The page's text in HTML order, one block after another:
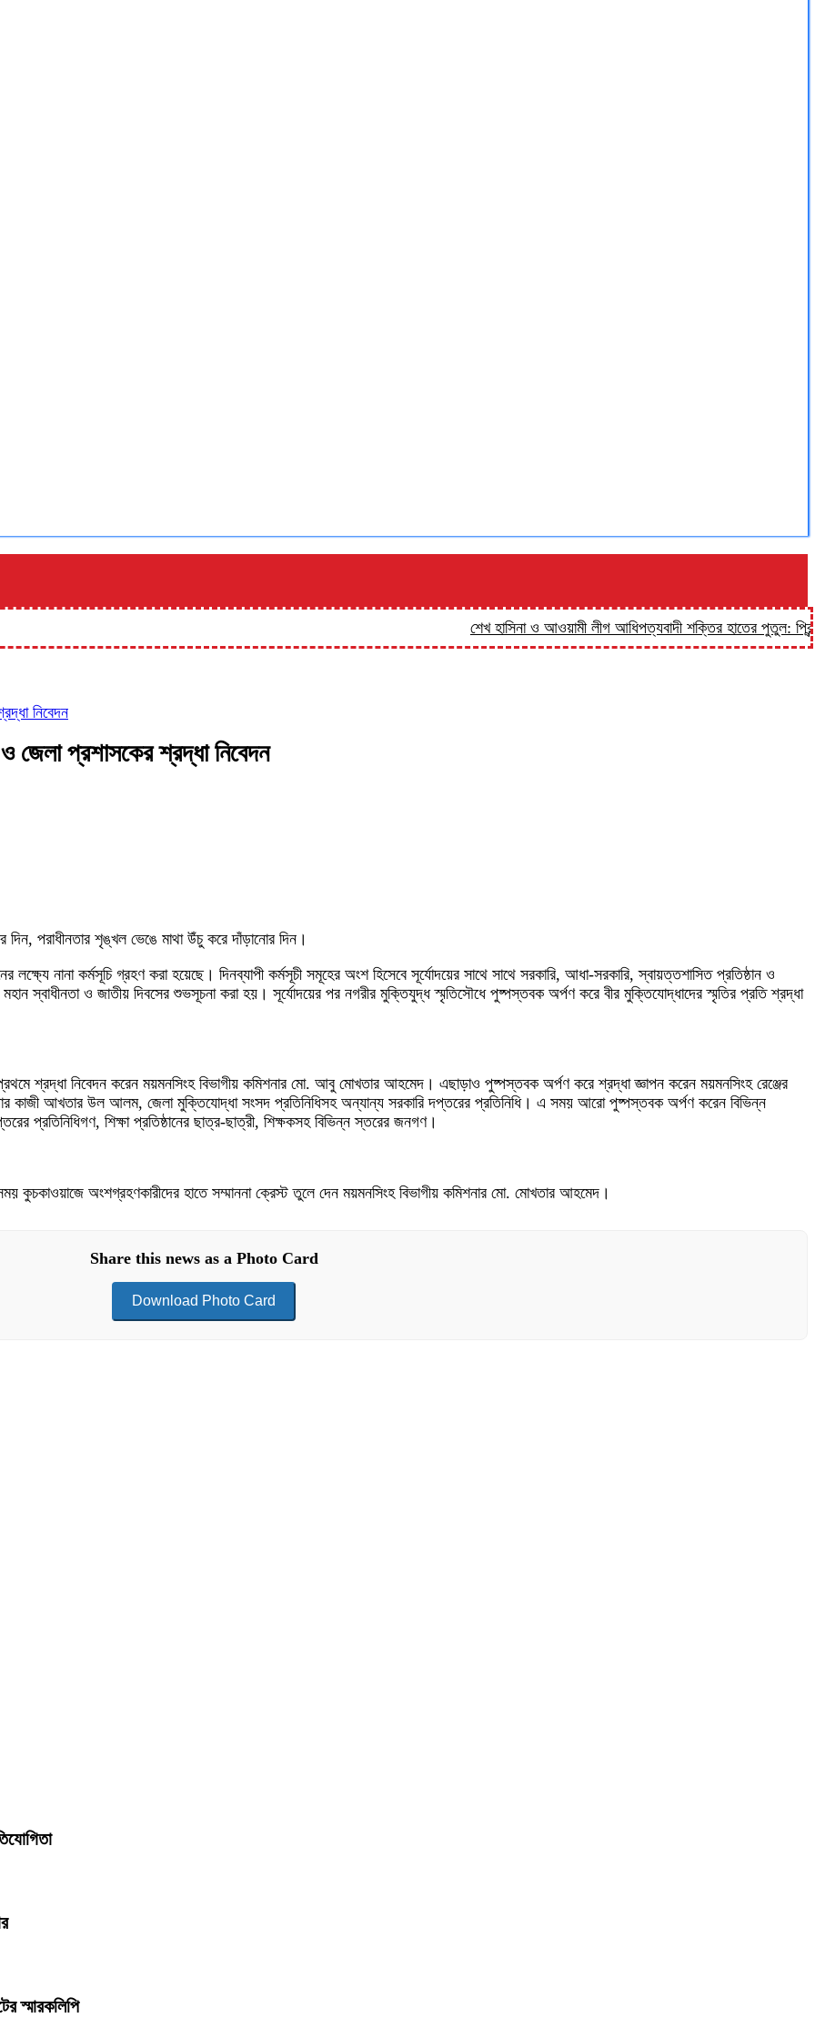
শেখ হাসিনা ও আওয়ামী লীগ আধিপত্যবাদী শক্তির হাতের পুতুল: প্রিন্স
নিবেদন
জেলা প্রশাসকের শ্রদ্ধা নিবেদন
দিন, পরাধীনতার শৃঙ্খল ভেঙে মাথা উঁচু করে দাঁড়ানোর দিন।
লক্ষ্যে নানা কর্মসূচি গ্রহণ করা হয়েছে। দিনব্যাপী কর্মসূচী সমূহের অংশ হিসেবে সূর্যোদয়ের সাথে সাথে সরকারি, আধা-সরকারি, স্বায়ত্তশাসিত প্রতিষ্ঠান ও
স্বাধীনতা ও জাতীয় দিবসের শুভসূচনা করা হয়। সূর্যোদয়ের পর নগরীর মুক্তিযুদ্ধ স্মৃতিসৌধে পুষ্পস্তবক অর্পণ করে বীর মুক্তিযোদ্ধাদের স্মৃতির প্রতি শ্রদ্ধা
শ্রদ্ধা নিবেদন করেন ময়মনসিংহ বিভাগীয় কমিশনার মো. আবু মোখতার আহমেদ। এছাড়াও পুষ্পস্তবক অর্পণ করে শ্রদ্ধা জ্ঞাপন করেন ময়মনসিংহ রেঞ্জের
আখতার উল আলম, জেলা মুক্তিযোদ্ধা সংসদ প্রতিনিধিসহ অন্যান্য সরকারি দপ্তরের প্রতিনিধি। এ সময় আরো পুষ্পস্তবক অর্পণ করেন বিভিন্ন
প্রতিনিধিগণ, শিক্ষা প্রতিষ্ঠানের ছাত্র-ছাত্রী, শিক্ষকসহ বিভিন্ন স্তরের জনগণ।
কুচকাওয়াজে অংশগ্রহণকারীদের হাতে সম্মাননা ক্রেস্ট তুলে দেন ময়মনসিংহ বিভাগীয় কমিশনার মো. মোখতার আহমেদ।
Share this news as a Photo Card
Download Photo Card
স্মারকলিপি